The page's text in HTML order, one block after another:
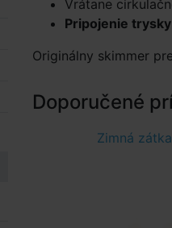
Vrátane
Pripojenie
Originálny skimmer
Doporučené
Zimná